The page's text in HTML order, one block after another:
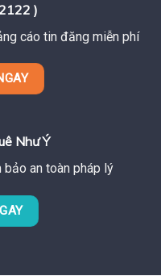
)
cáo tin đăng miễn phí
Như Ý
an toàn pháp lý